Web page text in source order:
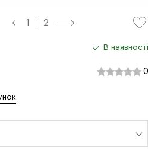
1 2
В наявності
0